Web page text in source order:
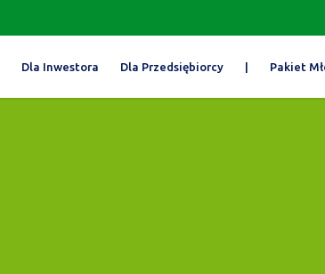
Dla Inwestora Dla Przedsiębiorcy | Pakiet